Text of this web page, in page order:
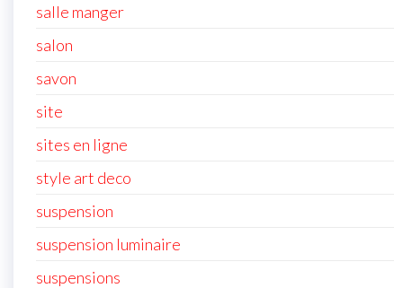
salle manger
salon
savon
site
sites en ligne
style art deco
suspension
suspension luminaire
suspensions